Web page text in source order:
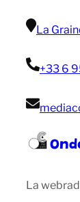
La
+33 6
La